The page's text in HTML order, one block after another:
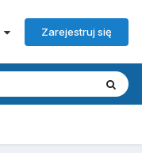
Zarejestruj się